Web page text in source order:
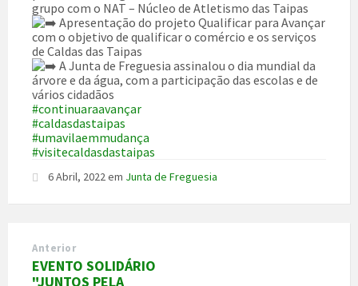
grupo com o NAT – Núcleo de Atletismo das Taipas
Apresentação do projeto Qualificar para Avançar
com o objetivo de qualificar o comércio e os serviços
de Caldas das Taipas
A Junta de Freguesia assinalou o dia mundial da
árvore e da água, com a participação das escolas e de
vários cidadãos
#continuaraavançar
#caldasdastaipas
#umavilaemmudança
#visitecaldasdastaipas
6 Abril, 2022em Junta de Freguesia
Anterior
EVENTO SOLIDÁRIO
"JUNTOS PELA